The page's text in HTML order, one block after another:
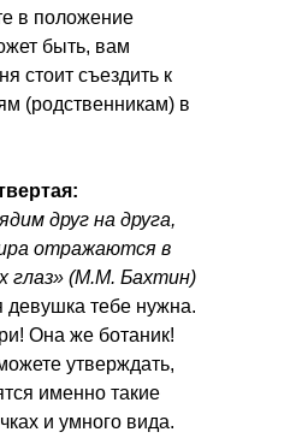
в положение
быть, вам
стоит съездить к
(родственникам) в
друг на друга,
отражаются в
глаз» (М.М. Бахтин)
девушка тебе нужна.
Она же ботаник!
утверждать,
именно такие
и умного вида.